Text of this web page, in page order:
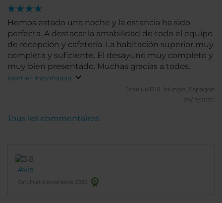
Hemos estado una noche y la estancia ha sido
perfecta. A destacar la amabilidad de todo el equipo
de recepción y cafetería. La habitación superior muy
completa y suficiente. El desayuno muy completo y
muy bien presentado. Muchas gracias a todos.
Montrer l'information
Joseluis1318. Mungia, Espagne
29/12/2025
Avis
Certificat d’excellence 2025
Tous les commentaires